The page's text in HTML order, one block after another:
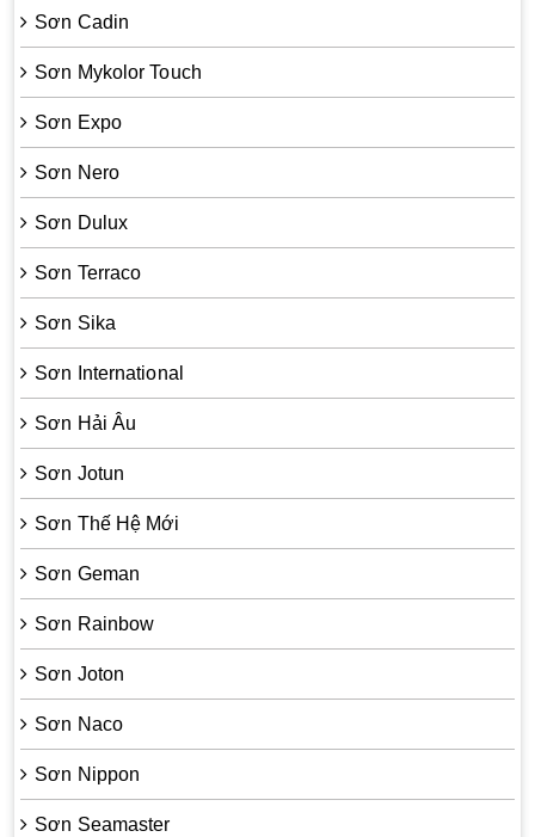
Sơn Cadin
Sơn Mykolor Touch
Sơn Expo
Sơn Nero
Sơn Dulux
Sơn Terraco
Sơn Sika
Sơn International
Sơn Hải Âu
Sơn Jotun
Sơn Thế Hệ Mới
Sơn Geman
Sơn Rainbow
Sơn Joton
Sơn Naco
Sơn Nippon
Sơn Seamaster